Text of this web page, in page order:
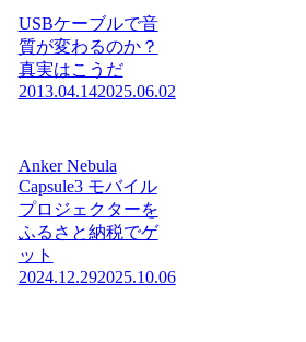
USBケーブルで音
質が変わるのか？
真実はこうだ
2013.04.142025.06.02
Anker Nebula
Capsule3 モバイル
プロジェクターを
ふるさと納税でゲ
ット
2024.12.292025.10.06